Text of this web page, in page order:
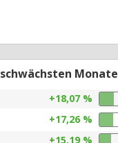
Monate
+18,07 %
+17,26 %
+15,19 %